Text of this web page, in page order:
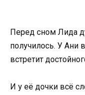
Перед сном Лида
получилось. У Ани
встретит
И у её дочки всё